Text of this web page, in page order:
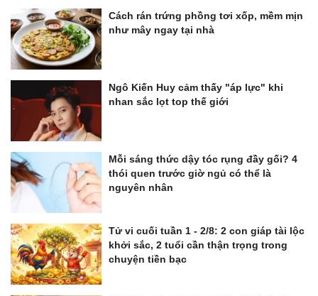
Cách rán trứng phồng tơi xốp, mềm mịn
như mây ngay tại nhà
Ngô Kiến Huy cảm thấy "áp lực" khi
nhan sắc lọt top thế giới
Mỗi sáng thức dậy tóc rụng đầy gối? 4
thói quen trước giờ ngủ có thể là
nguyên nhân
Tử vi cuối tuần 1 - 2/8: 2 con giáp tài lộc
khởi sắc, 2 tuổi cần thận trọng trong
chuyện tiền bạc